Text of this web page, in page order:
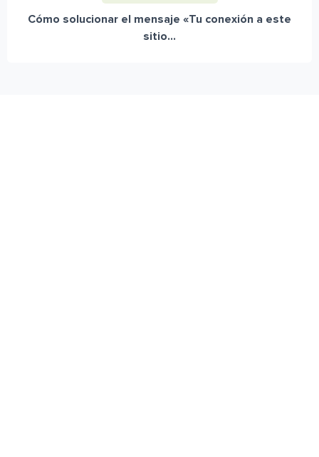
Cómo solucionar el mensaje «Tu conexión a este
sitio...